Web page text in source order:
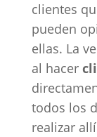
clientes
pueden
ellas. La
al hacer
todos los
realizar